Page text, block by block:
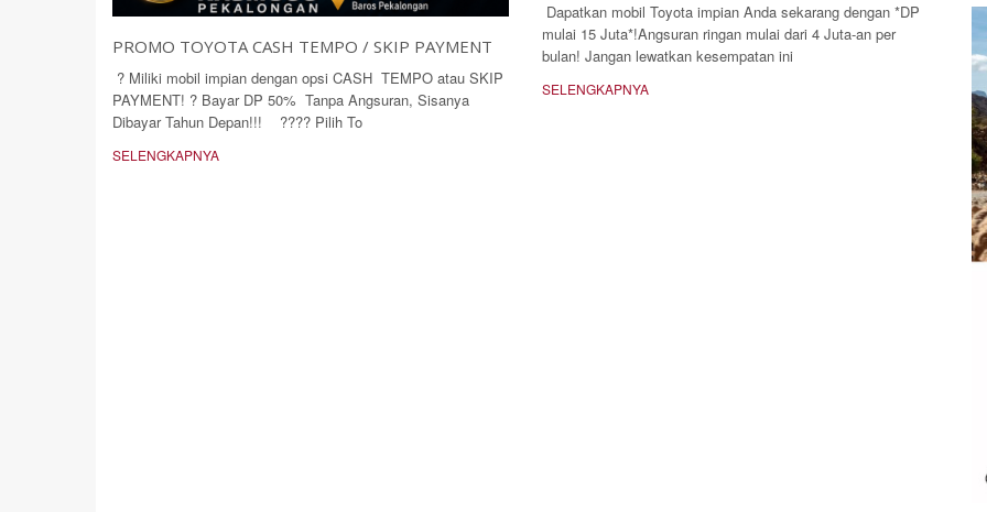
PROMO TOYOTA CASH TEMPO / SKIP PAYMENT
? Miliki mobil impian dengan opsi CASH TEMPO atau SKIP
PAYMENT! ? Bayar DP 50% Tanpa Angsuran, Sisanya
Dibayar Tahun Depan!!! ???? Pilih To
SELENGKAPNYA
Dapatkan mobil Toyota impian Anda sekarang dengan *DP
mulai 15 Juta*!Angsuran ringan mulai dari 4 Juta-an per
bulan! Jangan lewatkan kesempatan ini
SELENGKAPNYA